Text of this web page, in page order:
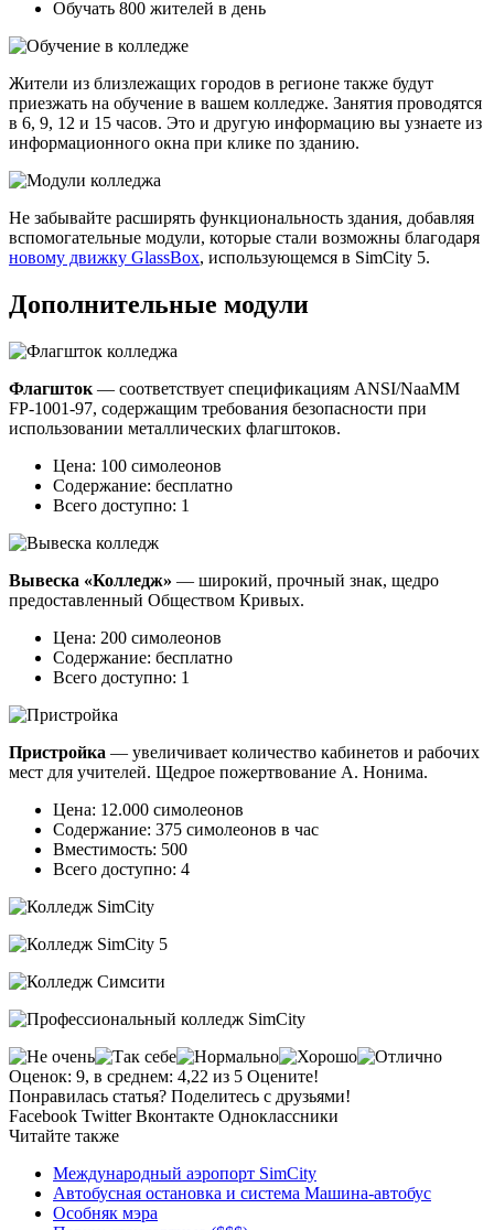
Обучать 800 жителей в день
Жители из близлежащих городов в регионе также будут
приезжать на обучение в вашем колледже. Занятия проводятся
в 6, 9, 12 и 15 часов. Это и другую информацию вы узнаете из
информационного окна при клике по зданию.
Не забывайте расширять функциональность здания, добавляя
вспомогательные модули, которые стали возможны благодаря
новому движку GlassBox, использующемся в SimCity 5.
Дополнительные модули
Флагшток — соответствует спецификациям ANSI/NaaMM
FP-1001-97, содержащим требования безопасности при
использовании металлических флагштоков.
Цена: 100 симолеонов
Содержание: бесплатно
Всего доступно: 1
Вывеска «Колледж» — широкий, прочный знак, щедро
предоставленный Обществом Кривых.
Цена: 200 симолеонов
Содержание: бесплатно
Всего доступно: 1
Пристройка — увеличивает количество кабинетов и рабочих
мест для учителей. Щедрое пожертвование А. Нонима.
Цена: 12.000 симолеонов
Содержание: 375 симолеонов в час
Вместимость: 500
Всего доступно: 4
Оценок: 9, в среднем: 4,22 из 5 Оцените!
Понравилась статья? Поделитесь с друзьями!
Facebook Twitter Вконтакте Одноклассники
Читайте также
Международный аэропорт SimCity
Автобусная остановка и система Машина-автобус
Особняк мэра